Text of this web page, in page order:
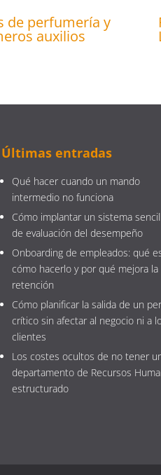
de perfumería y
auxilios
Últimas entradas
Qué hacer cuando un mando
intermedio no funciona
Cómo implantar un sistema
de evaluación del desempeño
Onboarding de empleados: qué
cómo hacerlo y por qué mejora la
retención
Cómo planificar la salida de un
crítico sin afectar al negocio ni a
clientes
Los costes ocultos de no tener
departamento de Recursos
estructurado